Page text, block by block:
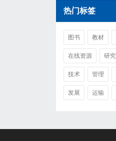
热门标签
图书 教材
在线资源 研究
技术 管理
发展 运输